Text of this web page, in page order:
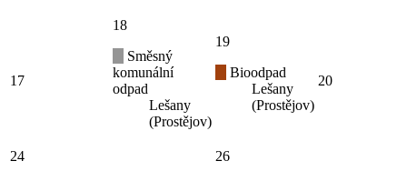
17
18
Směsný
komunální
odpad
Lešany
(Prostějov)
19
Bioodpad
Lešany
(Prostějov)
20
24
26